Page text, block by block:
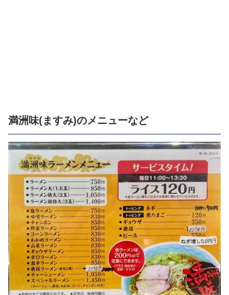
満洲味(ますみ)のメニューなど